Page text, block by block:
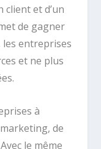
et d’un
de gagner
les entreprises
et ne plus
à
de
le même